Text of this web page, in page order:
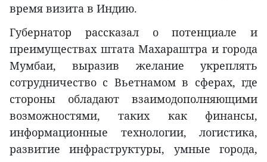
время визита в Индию.
Губернатор рассказал о потенциале и
преимуществах штата Махараштра и города
Мумбаи, выразив желание укреплять
сотрудничество с Вьетнамом в сферах, где
стороны обладают взаимодополняющими
возможностями, таких как финансы,
информационные технологии, логистика,
развитие инфраструктуры, умные города,